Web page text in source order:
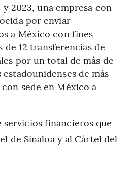
y 2023, una empresa con
por enviar
a México con fines
12 transferencias de
por un total de más de
de más
sede en México a
financieros que
de Sinaloa y al Cártel del